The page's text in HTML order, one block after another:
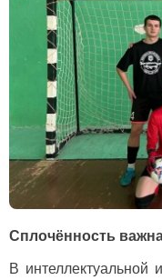
Сплочённость
В интеллектуальной